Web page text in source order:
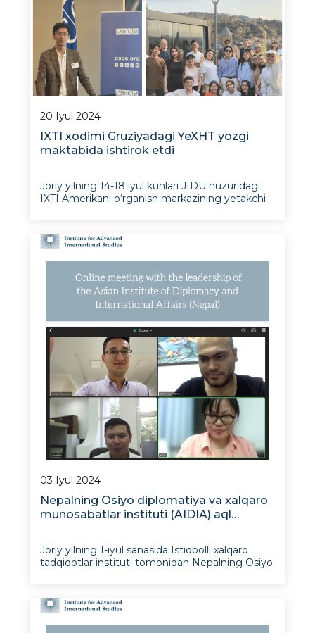
20 Iyul 2024
IXTI xodimi Gruziyadagi YeXHT yozgi
maktabida ishtirok etdi
Joriy yilning 14-18 iyul kunlari JIDU huzuridagi
IXTI Amerikani o‘rganish markazining yetakchi
vakolatxonasi homiyligida Tashkilotning
mojarolarning oldini olish markazi tomonidan
tashkil etilgan Markaziy Osi
03 Iyul 2024
Nepalning Osiyo diplomatiya va xalqaro
munosabatlar instituti (AIDIA) aql
uchrashuv
Joriy yilning 1-iyul sanasida Istiqbolli xalqaro
tadqiqotlar instituti tomonidan Nepalning Osiyo
uchrashuv tashkil etildi. Uchrashuvda IXTI
tomonidan Afg‘oniston va Janubiy Osiyoni
o‘rganish yet